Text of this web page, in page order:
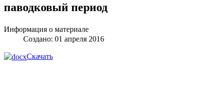
паводковый период
Информация о материале
Создано: 01 апреля 2016
Скачать